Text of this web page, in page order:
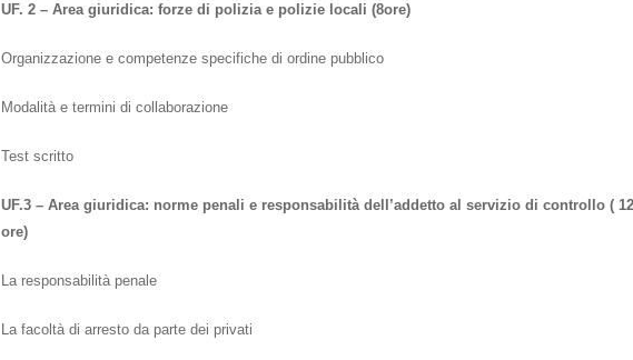
UF. 2 – Area giuridica: forze di polizia e polizie locali (8ore)
Organizzazione e competenze specifiche di ordine pubblico
Modalità e termini di collaborazione
Test scritto
UF.3 – Area giuridica: norme penali e responsabilità dell’addetto al servizio di controllo ( 12
ore)
La responsabilità penale
La facoltà di arresto da parte dei privati